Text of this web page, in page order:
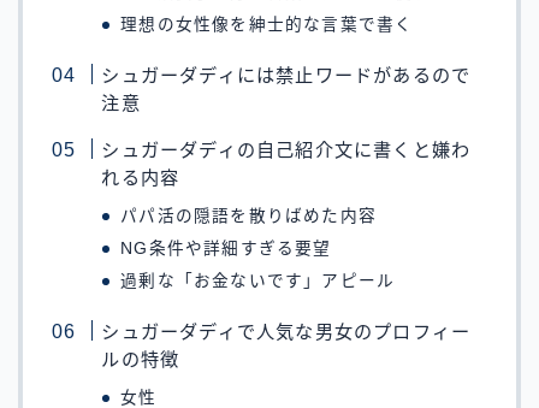
理想の女性像を紳士的な言葉で書く
シュガーダディには禁止ワードがあるので
注意
シュガーダディの自己紹介文に書くと嫌わ
れる内容
パパ活の隠語を散りばめた内容
NG条件や詳細すぎる要望
過剰な「お金ないです」アピール
シュガーダディで人気な男女のプロフィー
ルの特徴
女性